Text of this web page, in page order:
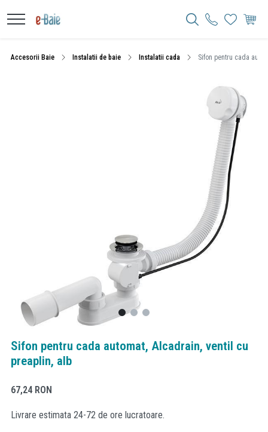
Accesorii Baie Instalatii de baie Instalatii cada Sifon pentru cada
Sifon pentru cada automat, Alcadrain, ventil cu
preaplin, alb
67,24 RON
Livrare estimata 24-72 de ore lucratoare.